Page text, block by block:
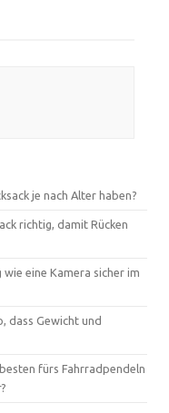
je nach Alter haben?
richtig, damit Rücken
eine Kamera sicher im
dass Gewicht und
fürs Fahrradpendeln